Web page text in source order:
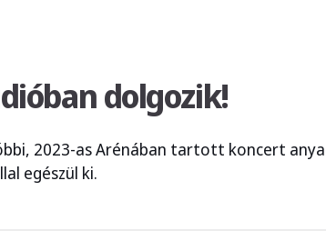
dolgozik!
2023-as Arénában tartott koncert
egészül ki.